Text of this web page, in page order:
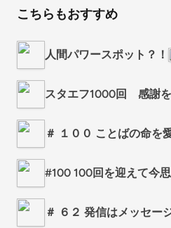
こちらもおすすめ
人間パワースポット？！
スタエフ1000回 感謝
＃ １００ ことばの命を
#100 100回を迎えて今
＃ ６２ 発信はメッセー